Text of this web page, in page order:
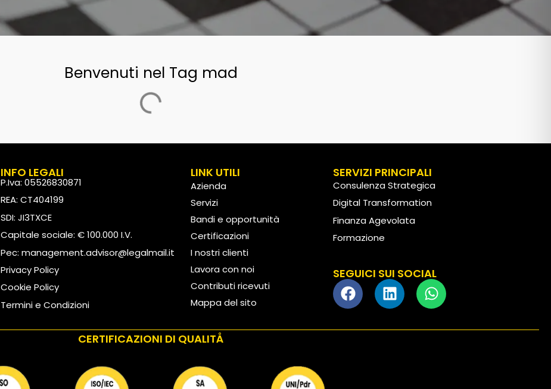
Benvenuti nel Tag mad
INFO LEGALI
P.Iva: 05526830871
REA: CT404199
SDI: JI3TXCE
Capitale sociale: € 100.000 I.V.
Pec: management.advisor@legalmail.it
Privacy Policy
Cookie Policy
Termini e Condizioni
LINK UTILI
Azienda
Servizi
Bandi e opportunità
Certificazioni
I nostri clienti
Lavora con noi
Contributi ricevuti
Mappa del sito
SERVIZI PRINCIPALI
Consulenza Strategica
Digital Transformation
Finanza Agevolata
Formazione
SEGUICI SUI SOCIAL
CERTIFICAZIONI DI QUALITÅ